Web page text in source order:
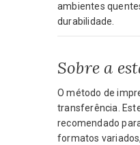
ambientes
durabilidade.
Sobre a
O método de
transferência.
recomendado
formatos